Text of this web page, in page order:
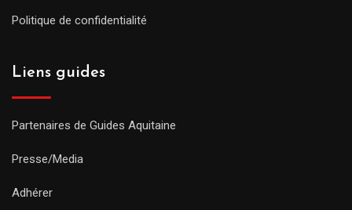
Politique de confidentialité
Liens guides
Partenaires de Guides Aquitaine
Presse/Media
Adhérer